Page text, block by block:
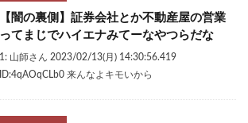
【闇の裏側】証券会社とか不動産屋の営業
ってまじでハイエナみてーなやつらだな
1: 山師さん 2023/02/13(月) 14:30:56.419
ID:4qAOqCLb0 来んなよキモいから